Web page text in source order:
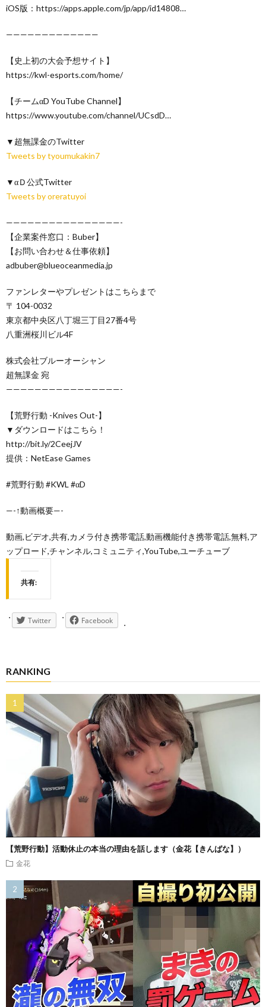
iOS版：https://apps.apple.com/jp/app/id14808…
—————————————
【史上初の大会予想サイト】
https://kwl-esports.com/home/
【チームαD YouTube Channel】
https://www.youtube.com/channel/UCsdD…
▼超無課金のTwitter
Tweets by tyoumukakin7
▼αＤ公式Twitter
Tweets by oreratuyoi
————————————————-
【企業案件窓口：Buber】
【お問い合わせ＆仕事依頼】
adbuber@blueoceanmedia.jp
ファンレターやプレゼントはこちらまで
〒 104-0032
東京都中央区八丁堀三丁目27番4号
八重洲桜川ビル4F
株式会社ブルーオーシャン
超無課金 宛
————————————————-
【荒野行動 -Knives Out-】
▼ダウンロードはこちら！
http://bit.ly/2CeejJV
提供：NetEase Games
#荒野行動 #KWL #αD
—-↑動画概要—-
動画,ビデオ,共有,カメラ付き携帯電話,動画機能付き携帯電話,無料,ア
ップロード,チャンネル,コミュニティ,YouTube,ユーチューブ
共有:
Twitter Facebook
RANKING
【荒野行動】活動休止の本当の理由を話します（金花【きんばな】）
金花